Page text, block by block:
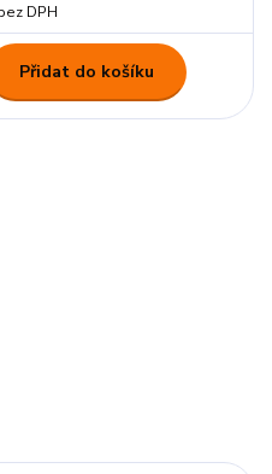
DPH
Přidat do košíku